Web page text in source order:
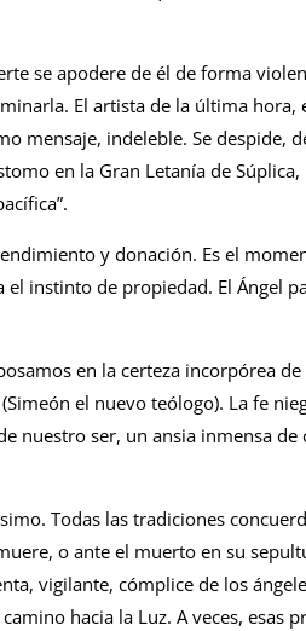
se apodere de él de forma
El artista de la última hora,
mensaje, indeleble. Se despide,
en la Gran Letanía de
y donación. Es el
instinto de propiedad. El Ángel
en la certeza incorpórea de
el nuevo teólogo). La fe
nuestro ser, un ansia inmensa de
Todas las tradiciones
o ante el muerto en su
vigilante, cómplice de los
hacia la Luz. A veces, esas